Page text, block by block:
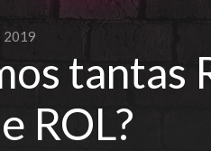
2019
tantas
ROL?